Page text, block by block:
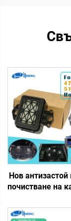
Нов антизастой
почистване на
печатащ